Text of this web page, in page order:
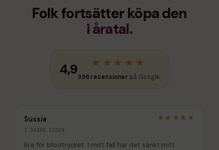
Folk fortsätter köpa den
i åratal.
4,9 ★★★★★
396 recensioner på Google
Sussie
3 DAGAR SEDAN
★★★★★
Bra för blodtrycket. I mitt fall har det sänkt mitt